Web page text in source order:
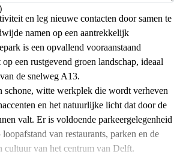
en leg nieuwe contacten door samen te
namen op een aantrekkelijk
is een opvallend vooraanstaand
een rustgevend groen landschap, ideaal
de snelweg A13.
schone, witte werkplek die wordt verheven
en het natuurlijke licht dat door de
valt. Er is voldoende parkeergelegenheid
van restaurants, parken en de
cultuur van het centrum van Delft.